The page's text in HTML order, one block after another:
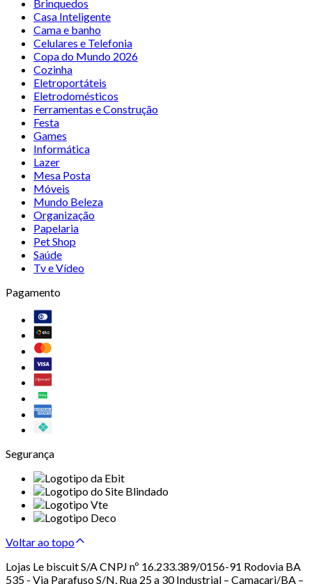
Brinquedos
Casa Inteligente
Cama e banho
Celulares e Telefonia
Copa do Mundo 2026
Cozinha
Eletroportáteis
Eletrodomésticos
Ferramentas e Construção
Festa
Games
Informática
Lazer
Mesa Posta
Móveis
Mundo Beleza
Organização
Papelaria
Pet Shop
Saúde
Tv e Vídeo
Pagamento
Segurança
Voltar ao topo
Lojas Le biscuit S/A CNPJ nº 16.233.389/0156-91 Rodovia BA
535 - Via Parafuso S/N, Rua 25 a 30 Industrial – Camaçari/BA –